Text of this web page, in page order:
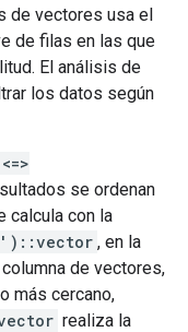
de vectores usa el
de filas en las que
El análisis de
los datos según
se ordenan
calcula con la
, en la
de vectores,
más cercano,
realiza la